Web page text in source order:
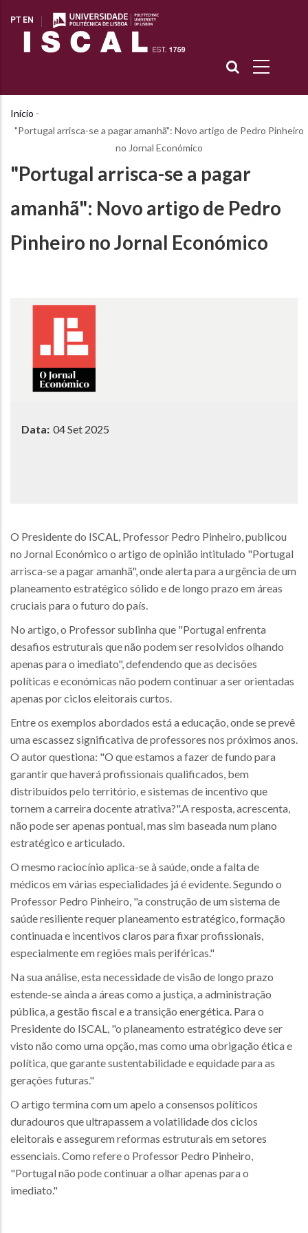
para
PT EN
"Portugal arrisca-se a pagar
amanhã": Novo artigo de Pedro
Pinheiro no Jornal Económico
Data: 04 Set 2025
O Presidente do ISCAL, Professor Pedro Pinheiro, publicou
no Jornal Económico o artigo de opinião intitulado "Portugal
arrisca-se a pagar amanhã", onde alerta para a urgência de um
planeamento estratégico sólido e de longo prazo em áreas
cruciais para o futuro do país.
No artigo, o Professor sublinha que "Portugal enfrenta
desafios estruturais que não podem ser resolvidos olhando
apenas para o imediato", defendendo que as decisões
políticas e económicas não podem continuar a ser orientadas
apenas por ciclos eleitorais curtos.
Entre os exemplos abordados está a educação, onde se prevê
uma escassez significativa de professores nos próximos anos.
O autor questiona: "O que estamos a fazer de fundo para
garantir que haverá profissionais qualificados, bem
distribuídos pelo território, e sistemas de incentivo que
tornem a carreira docente atrativa?".A resposta, acrescenta,
não pode ser apenas pontual, mas sim baseada num plano
estratégico e articulado.
O mesmo raciocínio aplica-se à saúde, onde a falta de
médicos em várias especialidades já é evidente. Segundo o
Professor Pedro Pinheiro, "a construção de um sistema de
saúde resiliente requer planeamento estratégico, formação
continuada e incentivos claros para fixar profissionais,
especialmente em regiões mais periféricas."
Na sua análise, esta necessidade de visão de longo prazo
estende-se ainda a áreas como a justiça, a administração
pública, a gestão fiscal e a transição energética. Para o
Presidente do ISCAL, "o planeamento estratégico deve ser
visto não como uma opção, mas como uma obrigação ética e
política, que garante sustentabilidade e equidade para as
gerações futuras."
O artigo termina com um apelo a consensos políticos
duradouros que ultrapassem a volatilidade dos ciclos
eleitorais e assegurem reformas estruturais em setores
essenciais. Como refere o Professor Pedro Pinheiro,
"Portugal não pode continuar a olhar apenas para o
imediato."
Navegação
Início -
"Portugal arrisca-se a pagar amanhã": Novo artigo de Pedro Pinheiro
no Jornal Económico